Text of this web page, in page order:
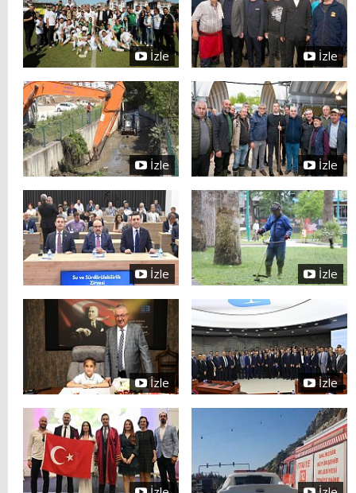
İzle İzle
İzle İzle
İzle İzle
İzle İzle